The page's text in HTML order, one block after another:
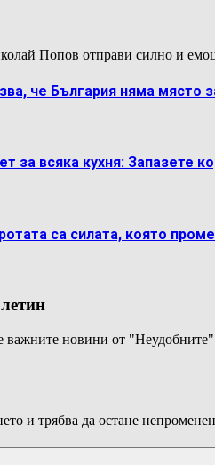
Попов отправи силно и
че България няма място
за всяка кухня: Запазете
са силата, която
новини от
и трябва да остане